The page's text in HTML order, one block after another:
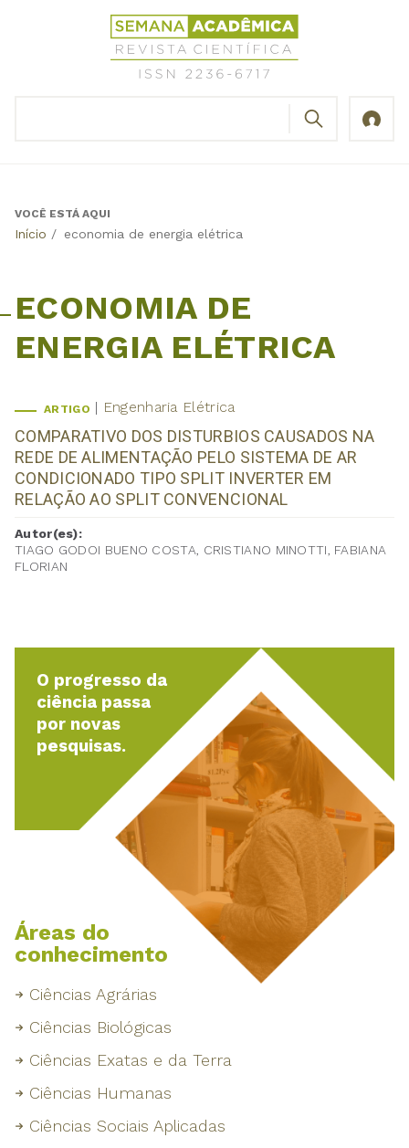
Revista
Científica
Semana
Back
VOCÊ ESTÁ AQUI
Início / economia de energia elétrica
ECONOMIA DE
ENERGIA ELÉTRICA
ARTIGO Engenharia Elétrica
COMPARATIVO DOS DISTURBIOS CAUSADOS NA
REDE DE ALIMENTAÇÃO PELO SISTEMA DE AR
CONDICIONADO TIPO SPLIT INVERTER EM
RELAÇÃO AO SPLIT CONVENCIONAL
Autor(es):
TIAGO GODOI BUENO COSTA, CRISTIANO MINOTTI, FABIANA
FLORIAN
O progresso da
ciência passa
por novas
pesquisas.
Áreas do
conhecimento
Ciências Agrárias
Ciências Biológicas
Ciências Exatas e da Terra
Ciências Humanas
Ciências Sociais Aplicadas